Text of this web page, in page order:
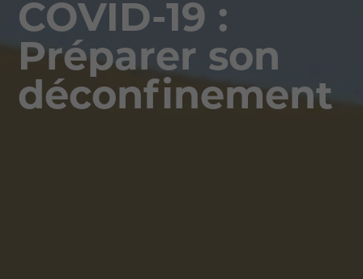
COVID-19 :
Préparer son
déconfinement